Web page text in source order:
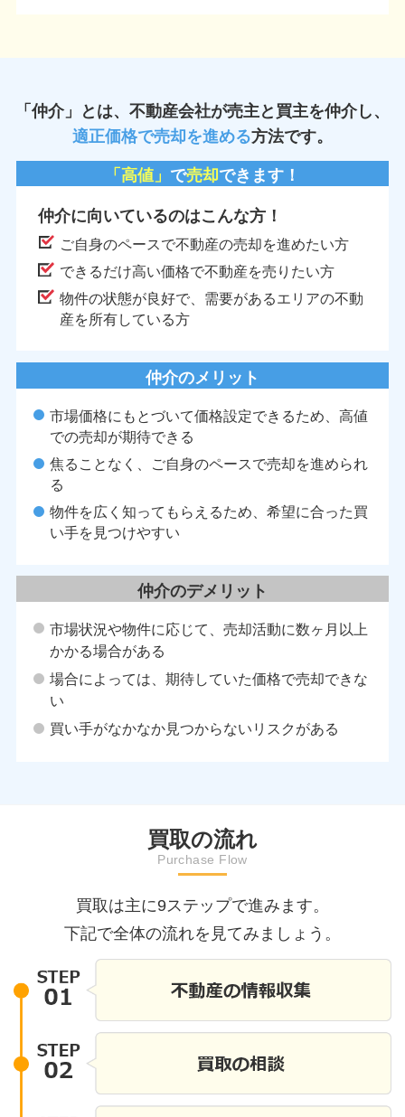
適合●土地面積
存在●地中埋設
染●地盤沈下●擁
から住宅地とし
ブルには特に注
で最も多い
雨漏り」という
いるように、中
ブルの一つが雨
には気づかず、
初めて発覚する
裏で雨水が侵入
れしたこのよう
売主の告知内
の対象となるか
が過去の雨漏り
った場合は、大
があります。
権利がありま
修を求めるこ
どです。②代金減
償請求契約不適
いて、損害賠償
能性があるも
費用●引越し費
④契約解除契約
大な契約不適合
られなければ大
ると、後に契約
賠償や訴訟に発
却前には、仲介
、物件状況報
ることが重要
て知っておきた
任は万能では
を確認する責
書をよく読む●
表を確認する●
というのは、買主様が可哀そうだな
しまいました。また、重要事項説明
で字の如く「重要な事項を説明する
す。ですが、大半が重要事項説明書
あることをそのまま読むだけのいわ
変残念です。一般の方には見慣れな
語が羅列している文章をただ単に読
解できるとは思えません。本来なら
語を解説しながなら対象不動産には
に関係してくるかを説明していくこ
なのだと私は考えています。契約者
得て頂く重要事項説明を行うと軽く
わらせてしまう業者が多いのが現状
頭に戻り、【資格が無くて問題ない
というご質問に対する私の答えは、
問題ないかもしれませんが、信頼関
な不動産の取引では問題になる場合
考えています。私が従事しています
様と一番最初に接点をもった担当営
が、お客様の大切な不動産の売却あ
かりとサポートさせて頂くためのポ
のです。不動産のご売却をお考えの
ログの担当者 飯田浩人 ◇ 保有資
建物取引士・不動産キャリアパーソ
家マイスター・マンションリノベー
ドバイザー・住宅ローンアドバイザ
や売却は、不安を感じることが多い
ます。 「買ってよかった」「売って
た」というお客様のお言葉が私たち
報酬です。年間100件以上の売却相
ています！！「売れるのか分からな
ずは話だけでも聞きたい」そんなお
らでも大歓迎です。 地元密着だから
る、ご提案をお約束いたします！ま
化調整区域が市全体の約77％を占め
せるには地域に密着し市街化調整区
相談頂くのが近道です！！
「仲介」とは、不動産会社が売主と買主を仲介し、
適正価格で売却を進める方法です。
「高値」 で売却できます！
仲介に向いているのはこんな方！
ご自身のペースで不動産の売却を進めたい方
できるだけ高い価格で不動産を売りたい方
物件の状態が良好で、需要があるエリアの不動
産を所有している方
仲介のメリット
市場価格にもとづいて価格設定できるため、高値
での売却が期待できる
焦ることなく、ご自身のペースで売却を進められ
る
物件を広く知ってもらえるため、希望に合った買
い手を見つけやすい
仲介のデメリット
市場状況や物件に応じて、売却活動に数ヶ月以上
かかる場合がある
場合によっては、期待していた価格で売却できな
い
買い手がなかなか見つからないリスクがある
買取の流れ
Purchase Flow
買取は主に9ステップで進みます。
下記で全体の流れを見てみましょう。